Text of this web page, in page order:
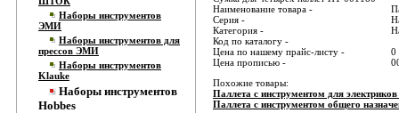
Наборы инструментов
ЭМИ
Наборы инструментов для
прессов ЭМИ
Наборы инструментов
Klauke
Наборы инструментов
Hobbes
Наименование товара -
Серия -
Категория -
Код по каталогу -
Цена по нашему прайс-листу -
0
Цена прописью -
Похожие товары:
Паллета с инструментом для электриков
Паллета с инструментом общего